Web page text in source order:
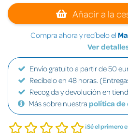
Añadir a la
Compra ahora y recíbelo el
Ver
Envío gratuito a partir de 50
Recíbelo en 48 horas.
Recogida y devolución en
Más sobre nuestra política de
¡Sé el primero